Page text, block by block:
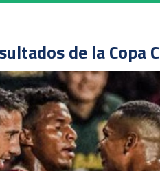
de la Copa